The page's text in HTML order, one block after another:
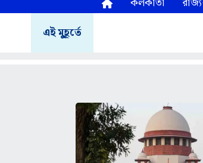
এই মুহূর্তে